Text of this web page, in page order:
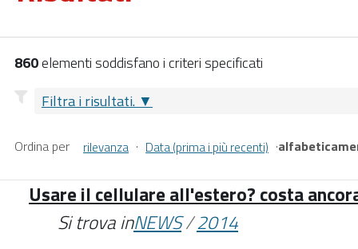
860elementi soddisfano i criteri specificati
Filtra i risultati.
Ordina per rilevanza · Data (prima i più recenti) ·
Usare il cellulare all'estero? costa
Si trova inNEWS/2014